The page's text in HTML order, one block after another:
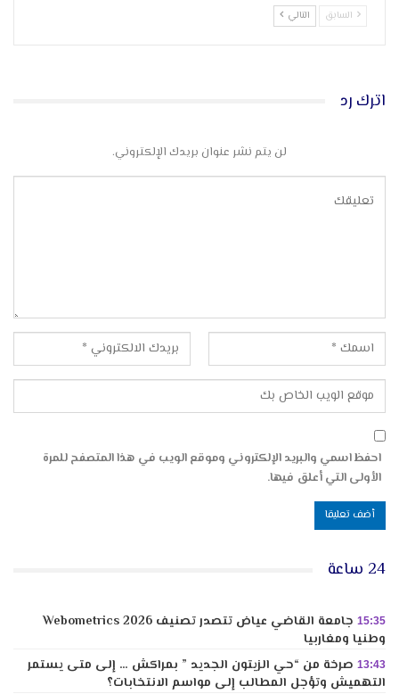
السابق التالي
اترك رد
لن يتم نشر عنوان بريدك الإلكتروني.
احفظ اسمي والبريد الإلكتروني وموقع الويب في هذا المتصفح للمرة
الأولى التي أعلق فيها.
24 ساعة
15:35
جامعة القاضي عياض تتصدر تصنيف Webometrics 2026
وطنيا ومغاربيا
13:43 صرخة من “حي الزيتون الجديد ” بمراكش … إلى متى يستمر
التهميش وتؤجل المطالب إلى مواسم الانتخابات؟